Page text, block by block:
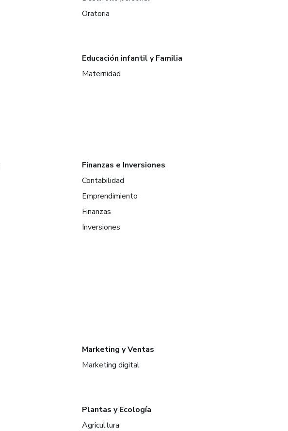
Oratoria
Educación infantil y Familia
Maternidad
Finanzas e Inversiones
Contabilidad
Emprendimiento
Finanzas
Inversiones
Marketing y Ventas
Marketing digital
Plantas y Ecología
Agricultura